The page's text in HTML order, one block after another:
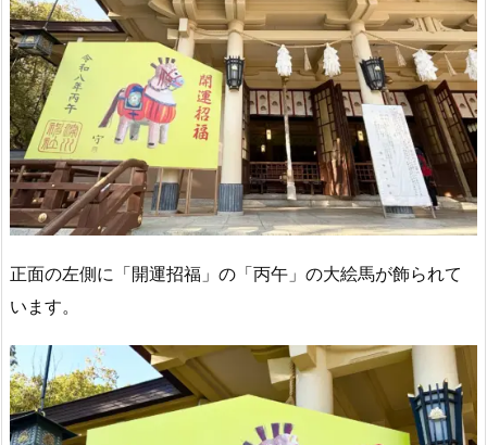
正面の左側に「開運招福」の「丙午」の大絵馬が飾られて
います。